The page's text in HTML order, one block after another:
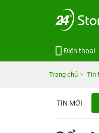
Điện thoại
Trang chủ Tin
TIN MỚI